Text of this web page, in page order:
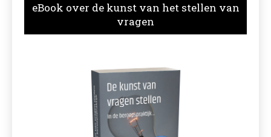
eBook over de kunst van het stellen van
vragen